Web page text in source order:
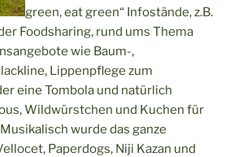
green, eat green“ Infostände, z.B.
Foodsharing, rund ums Thema
wie Baum-,
Lippenpflege zum
eine Tombola und natürlich
Wildwürstchen und Kuchen für
wurde das ganze
Paperdogs, Niji Kazan und